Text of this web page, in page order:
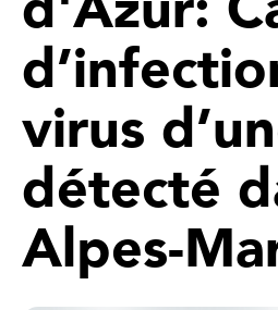
virus
détecté
Alpes-